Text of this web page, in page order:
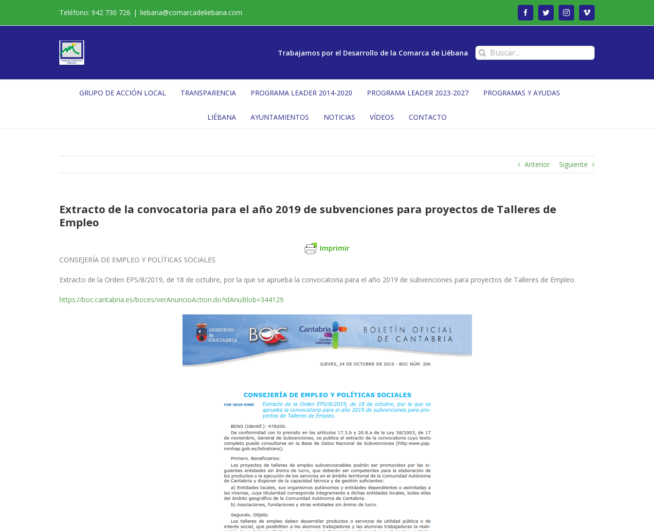
contenido
Teléfono: 942 730 726 | liebana@comarcadeliebana.com FacebookTwitterInstagramVimeo
Trabajamos por el Desarrollo de la Comarca de Liébana Buscar:
GRUPO DE ACCIÓN LOCAL TRANSPARENCIA PROGRAMA LEADER 2014-2020 PROGRAMA LEADER 2023-2027 PROGRAMAS Y AYUDAS
LIÉBANA AYUNTAMIENTOS NOTICIAS VÍDEOS CONTACTO
Anterior Siguiente
Extracto de la convocatoria para el año 2019 de subvenciones para proyectos de Talleres de
Empleo
Imprimir
CONSEJERÍA DE EMPLEO Y POLÍTICAS SOCIALES
Extracto de la Orden EPS/8/2019, de 18 de octubre, por la que se aprueba la convocatoria para el año 2019 de subvenciones para proyectos de Talleres de Empleo.
https://boc.cantabria.es/boces/verAnuncioAction.do?idAnuBlob=344129